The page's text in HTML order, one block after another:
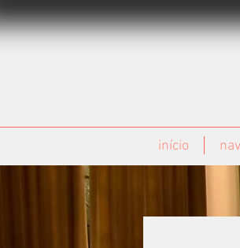
início